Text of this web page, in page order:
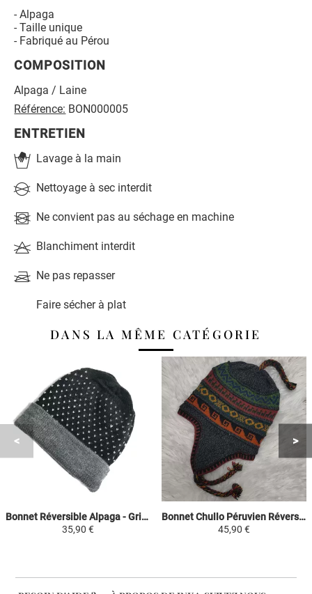
- Alpaga
- Taille unique
- Fabriqué au Pérou
COMPOSITION
Alpaga / Laine
Référence: BON000005
ENTRETIEN
Lavage à la main
Nettoyage à sec interdit
Ne convient pas au séchage en machine
Blanchiment interdit
Ne pas repasser
Faire sécher à plat
DANS LA MÊME CATÉGORIE
Bonnet Réversible Alpaga - Gris points blancs - Tissé Main en Alpaga
35,90 €
Bonnet Chullo Péruvien Réversible - Gris Foncé / Couleur Vin - Tissé Main en Alpaga avec Motifs Ethniques
45,90 €